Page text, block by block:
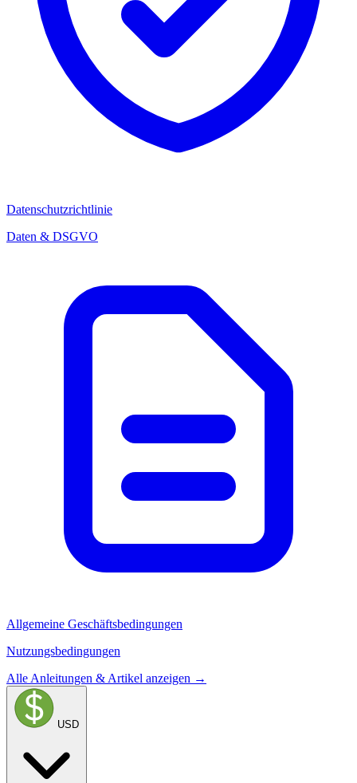
Datenschutzrichtlinie
Daten & DSGVO
Allgemeine Geschäftsbedingungen
Nutzungsbedingungen
Alle Anleitungen & Artikel anzeigen →
USD